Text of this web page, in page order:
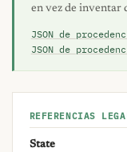
en vez de inventar
JSON de
JSON de
REFERENCIAS
State